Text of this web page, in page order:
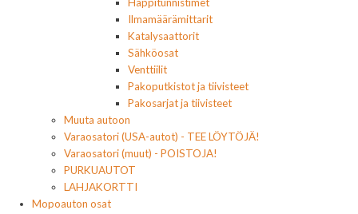
Happitunnistimet
Ilmamäärämittarit
Katalysaattorit
Sähköosat
Venttiilit
Pakoputkistot ja tiivisteet
Pakosarjat ja tiivisteet
Muuta autoon
Varaosatori (USA-autot) - TEE LÖYTÖJÄ!
Varaosatori (muut) - POISTOJA!
PURKUAUTOT
LAHJAKORTTI
Mopoauton osat